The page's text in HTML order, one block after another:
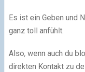
Es ist ein Geben und
ganz toll anfühlt.
Also, wenn auch du
direkten Kontakt zu